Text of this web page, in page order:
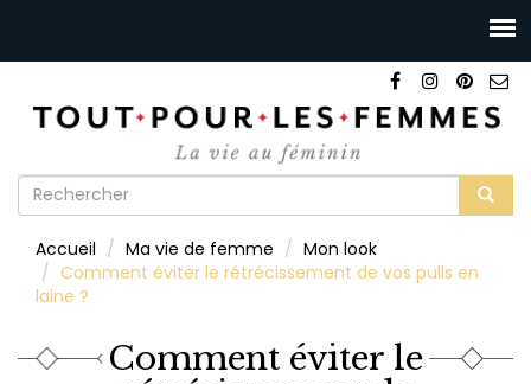
Formulaire
recherche
Accueil Ma vie de femme
Mon look
Comment éviter le rétrécissement de vos pulls en
laine ?
Comment éviter le